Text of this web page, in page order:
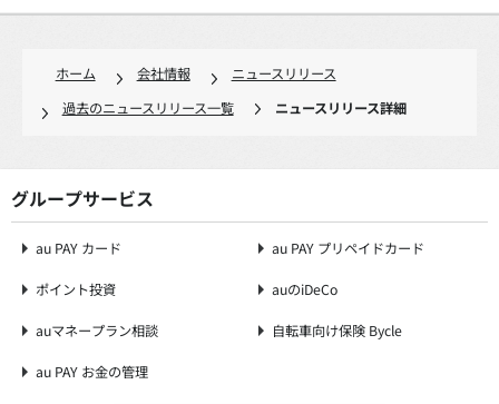
ホーム 会社情報
ニュースリリース
過去のニュースリリース一覧
ニュースリリース詳細
グループサービス
au PAY カード au PAY プリペイドカード
ポイント投資 auのiDeCo
auマネープラン相談 自転車向け保険 Bycle
au PAY お金の管理